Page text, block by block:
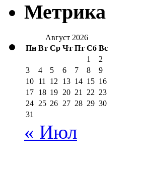
Метрика
Август 2026
Пн Вт Ср Чт Пт Сб Вс
1
2
3
4 5 6 7 8
9
10 11 12 13 14 15 16
17 18 19 20 21 22 23
24 25 26 27 28 29 30
31
« Июл